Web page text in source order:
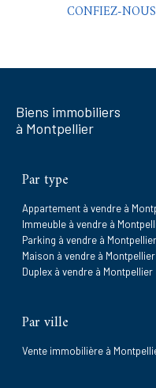
CONFIEZ-
Biens immobiliers
à Montpellier
Par type
Appartement à vendre à
Immeuble à vendre à
Parking à vendre à Montpellier
Maison à vendre à Montpellier
Duplex à vendre à Montpellier
Par ville
Vente immobilière à